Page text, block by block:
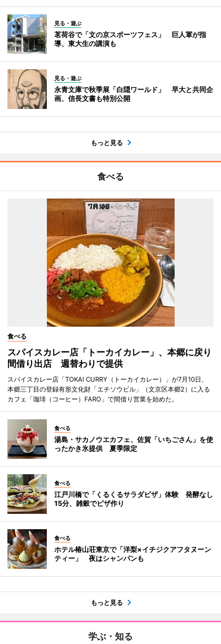
見る・遊ぶ
茗荷谷で「文の京スポーツフェス」 巨人軍が指
導、東大生の講演も
見る・遊ぶ
永青文庫で秋季展「白隠ワールド」 早大と共同企
画、信長文書も特別公開
もっと見る
食べる
食べる
スパイスカレー店「トーカイカレー」、本郷に戻り
間借り出店 週替わりで提供
スパイスカレー店「TOKAI CURRY（トーカイカレー）」が7月10日、
本郷三丁目の登録有形文化財「エチソウビル」（文京区本郷2）に入る
カフェ「珈琲（コーヒー）FARO」で間借り営業を始めた。
食べる
湯島・サカノウエカフェ、佐賀「いちごさん」を使
ったかき氷提供 夏季限定
食べる
江戸川橋で「くるくるサラダピザ」体験 発酵なし
15分、雑穀でピザ作り
食べる
ホテル椿山荘東京で「洋梨×イチジクアフタヌーン
ティー」 夜はシャンパンも
もっと見る
学ぶ・知る